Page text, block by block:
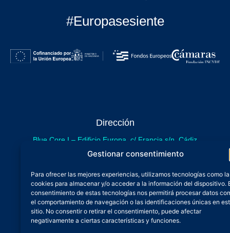
Gestionar consentimiento
Para ofrecer las mejores experiencias, utilizamos tecnologías como
cookies para almacenar y/o acceder a la información del dispositivo.
consentimiento de estas tecnologías nos permitirá procesar datos
el comportamiento de navegación o las identificaciones únicas en
sitio. No consentir o retirar el consentimiento, puede afectar
negativamente a ciertas características y funciones.
#Europasesiente
Dirección
Blue Core I – Edificio Europa, c/ Francia s/n. Cádiz
sede provisional de Blue Core - Incubazul
próximamente.
Teléfono y Whatsapp
600 515 071
De lunes a viernes